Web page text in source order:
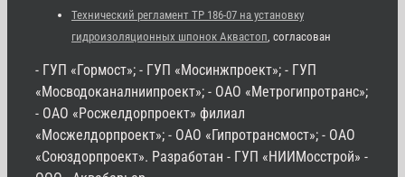
Технический регламент ТР 186-07 на установку
гидроизоляционных шпонок Аквастоп, согласован
- ГУП «Гормост»; - ГУП «Мосинжпроект»; - ГУП
«Мосводоканалниипроект»; - ОАО «Метрогипротранс»;
- ОАО «Росжелдорпроект» филиал
«Мосжелдорпроект»; - ОАО «Гипротрансмост»; - ОАО
«Союздорпроект». Разработан - ГУП «НИИМосстрой» -